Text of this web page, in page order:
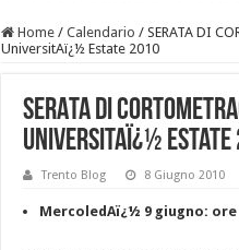
Home / Calendario / SERATA DI
UniversitAï¿½ Estate 2010
SERATA DI
UniversitAï¿½ Estate
Trento Blog 8 Giugno 2010
MercoledAï¿½ 9 giugno: ore